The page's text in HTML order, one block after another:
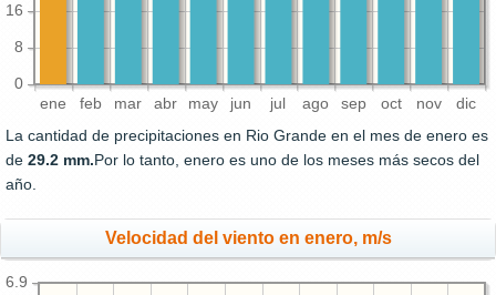
ene feb mar abr may jun jul ago sep oct nov dic
0
8
16
La cantidad de precipitaciones en Rio Grande en el mes de enero es
de 29.2 mm.Por lo tanto, enero es uno de los meses más secos del
año.
Velocidad del viento en enero, m/s
6.9